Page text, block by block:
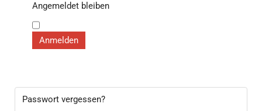
Angemeldet bleiben
Anmelden
Passwort vergessen?